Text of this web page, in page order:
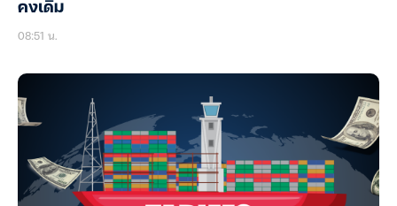
คงเดิม
08:51 น.